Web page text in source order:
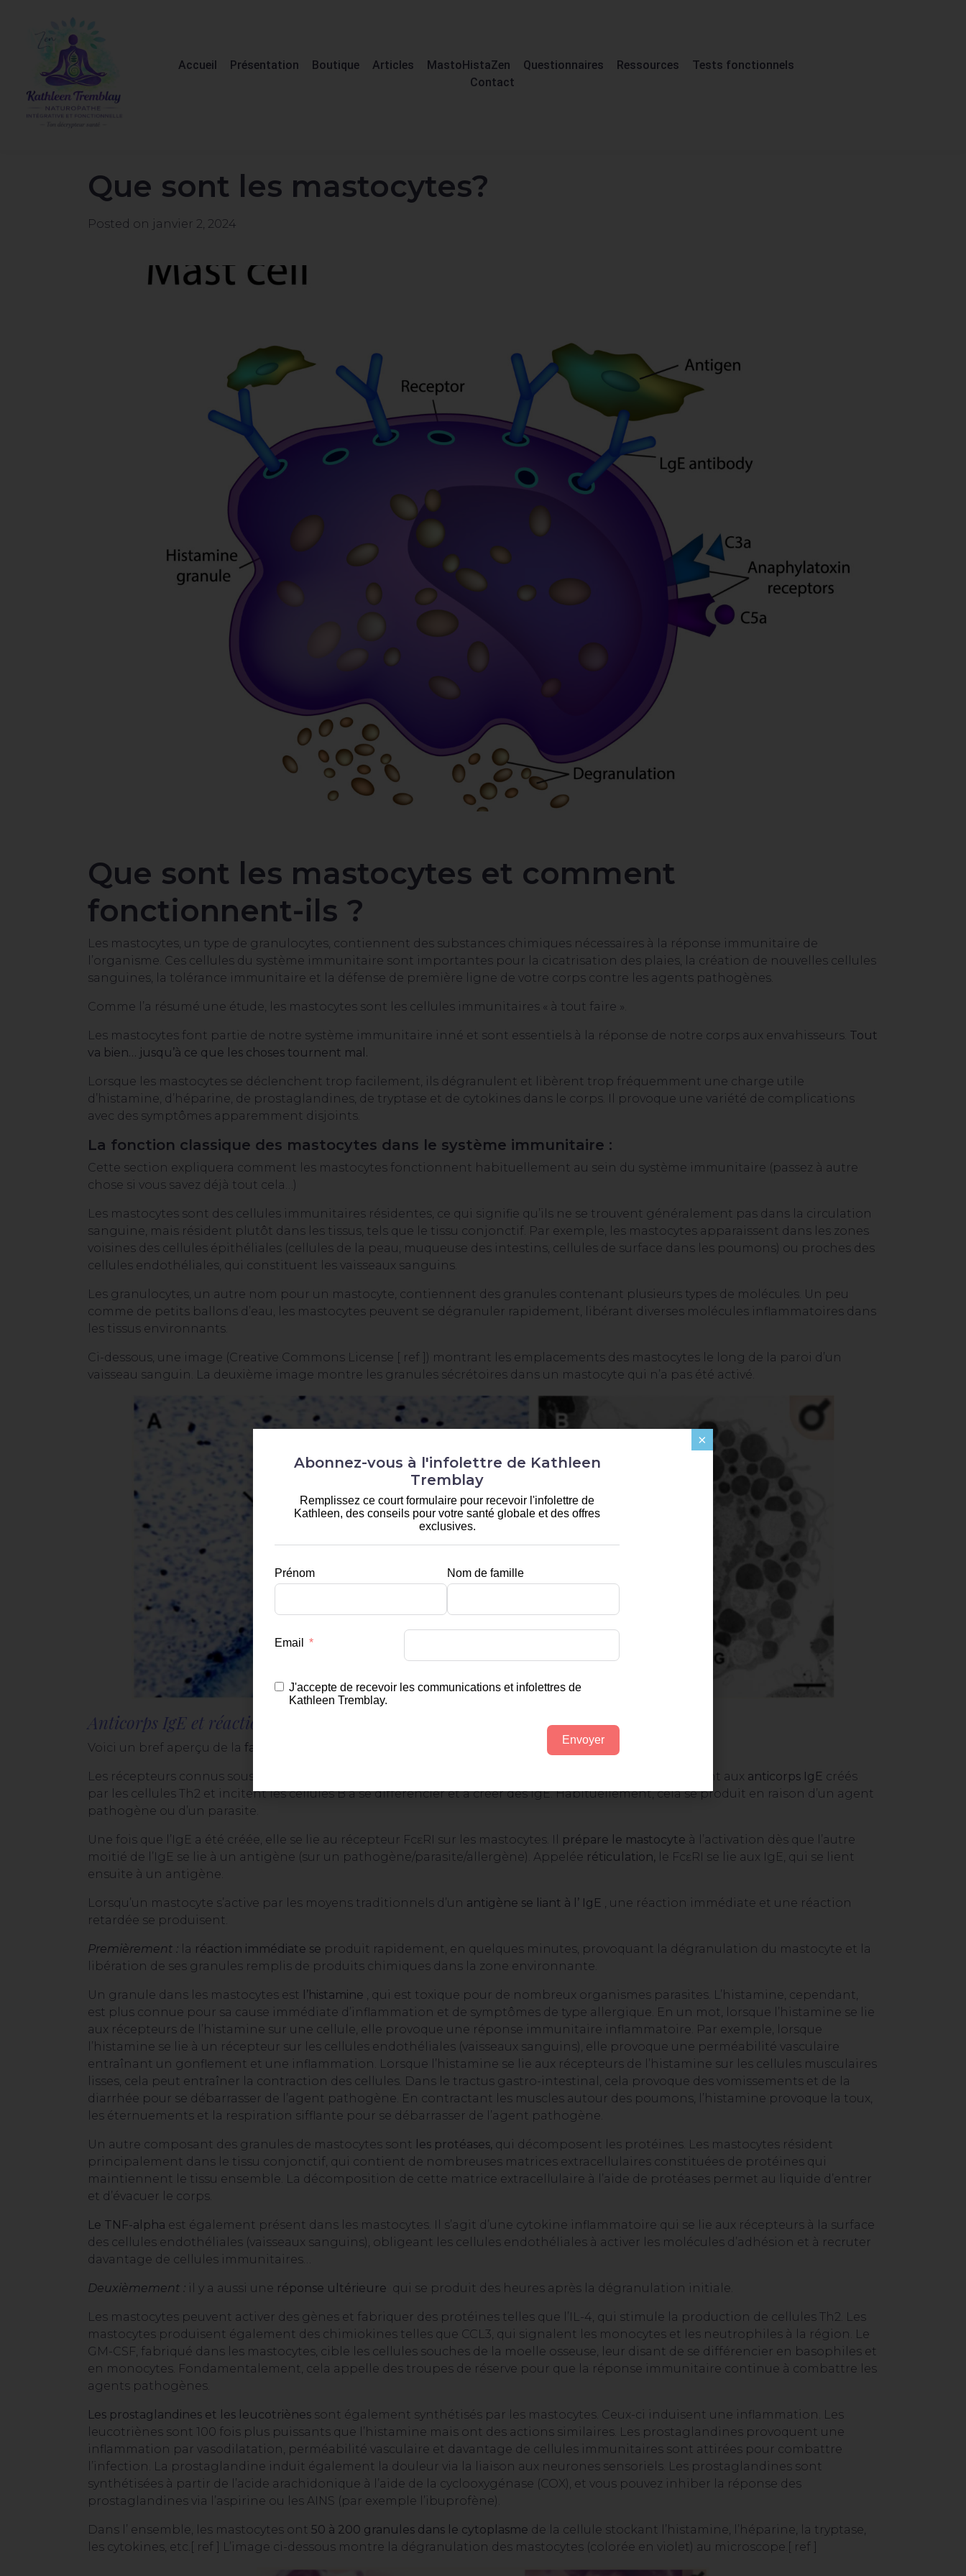
Accueil Présentation Boutique Articles MastoHistaZen Questionnaires Ressources
Tests fonctionnels
Contact
Que sont les mastocytes?
Posted on janvier 2, 2024
Que sont les mastocytes et comment
fonctionnent-ils ?
Les mastocytes, un type de granulocytes, contiennent des substances chimiques nécessaires à la réponse immunitaire de
l’organisme. Ces cellules du système immunitaire sont importantes pour la cicatrisation des plaies, la création de nouvelles cellules
sanguines, la tolérance immunitaire et la défense de première ligne de votre corps contre les agents pathogènes.
Comme l’a résumé une étude, les mastocytes sont les cellules immunitaires « à tout faire ».
Les mastocytes font partie de notre système immunitaire inné et sont essentiels à la réponse de notre corps aux envahisseurs. Tout
va bien… jusqu’à ce que les choses tournent mal.
Lorsque les mastocytes se déclenchent trop facilement, ils dégranulent et libèrent trop fréquemment une charge utile
d’histamine, d’héparine, de prostaglandines, de tryptase et de cytokines dans le corps. Il provoque une variété de complications
avec des symptômes apparemment disjoints.
La fonction classique des mastocytes dans le système immunitaire :
Cette section expliquera comment les mastocytes fonctionnent habituellement au sein du système immunitaire (passez à autre
chose si vous savez déjà tout cela…)
Les mastocytes sont des cellules immunitaires résidentes, ce qui signifie qu’ils ne se trouvent généralement pas dans la circulation
sanguine, mais résident plutôt dans les tissus, tels que le tissu conjonctif. Par exemple, les mastocytes apparaissent dans les zones
voisines des cellules épithéliales (cellules de la peau, muqueuse des intestins, cellules de surface dans les poumons) ou proches des
cellules endothéliales, qui constituent les vaisseaux sanguins.
Les granulocytes, un autre nom pour un mastocyte, contiennent des granules contenant plusieurs types de molécules. Un peu
comme de petits ballons d’eau, les mastocytes peuvent se dégranuler rapidement, libérant diverses molécules inflammatoires dans
les tissus environnants.
Ci-dessous, une image (Creative Commons License [ ref ]) montrant les emplacements des mastocytes le long de la paroi d’un
vaisseau sanguin. La deuxième image montre les granules sécrétoires dans un mastocyte qui n’a pas été activé.
Anticorps IgE et réactions immunitaires :
Voici un bref aperçu de la façon dont les mastocytes réagissent aux agents pathogènes :[ ref
Les récepteurs connus sous le nom de trouvent à la surface des mastocytes. Ils se lient aux anticorps IgE créés
par les cellules Th2 et incitent les cellules B à se différencier et à créer des IgE. Habituellement, cela se produit en raison d’un agent
pathogène ou d’un parasite.
Une fois que l’IgE a été créée, elle se lie au récepteur FcɛRI sur les mastocytes. Il prépare le mastocyte à l’activation dès que l’autre
moitié de l’IgE se lie à un antigène (sur un pathogène/parasite/allergène). Appelée réticulation, le FcɛRI se lie aux IgE, qui se lient
ensuite à un antigène.
Lorsqu’un mastocyte s’active par les moyens traditionnels d’un antigène se liant à l’ IgE , une réaction immédiate et une réaction
retardée se produisent.
Premièrement : la réaction immédiate se produit rapidement, en quelques minutes, provoquant la dégranulation du mastocyte et la
libération de ses granules remplis de produits chimiques dans la zone environnante.
Un granule dans les mastocytes est l’histamine , qui est toxique pour de nombreux organismes parasites. L’histamine, cependant,
est plus connue pour sa cause immédiate d’inflammation et de symptômes de type allergique. En un mot, lorsque l’histamine se lie
aux récepteurs de l’histamine sur une cellule, elle provoque une réponse immunitaire inflammatoire. Par exemple, lorsque
l’histamine se lie à un récepteur sur les cellules endothéliales (vaisseaux sanguins), elle provoque une perméabilité vasculaire
entraînant un gonflement et une inflammation. Lorsque l’histamine se lie aux récepteurs de l’histamine sur les cellules musculaires
lisses, cela peut entraîner la contraction des cellules. Dans le tractus gastro-intestinal, cela provoque des vomissements et de la
diarrhée pour se débarrasser de l’agent pathogène. En contractant les muscles autour des poumons, l’histamine provoque la toux,
les éternuements et la respiration sifflante pour se débarrasser de l’agent pathogène.
Un autre composant des granules de mastocytes sont les protéases, qui décomposent les protéines. Les mastocytes résident
principalement dans le tissu conjonctif, qui contient de nombreuses matrices extracellulaires constituées de protéines qui
maintiennent le tissu ensemble. La décomposition de cette matrice extracellulaire à l’aide de protéases permet au liquide d’entrer
et d’évacuer le corps.
Le TNF-alpha est également présent dans les mastocytes. Il s’agit d’une cytokine inflammatoire qui se lie aux récepteurs à la surface
des cellules endothéliales (vaisseaux sanguins), obligeant les cellules endothéliales à activer les molécules d’adhésion et à recruter
davantage de cellules immunitaires…
Deuxièmement : il y a aussi une réponse ultérieure qui se produit des heures après la dégranulation initiale.
Les mastocytes peuvent activer des gènes et fabriquer des protéines telles que l’IL-4, qui stimule la production de cellules Th2. Les
mastocytes produisent également des chimiokines telles que CCL3, qui signalent les monocytes et les neutrophiles à la région. Le
GM-CSF, fabriqué dans les mastocytes, cible les cellules souches de la moelle osseuse, leur disant de se différencier en basophiles et
en monocytes. Fondamentalement, cela appelle des troupes de réserve pour que la réponse immunitaire continue à combattre les
agents pathogènes.
Les prostaglandines et les leucotriènes sont également synthétisés par les mastocytes. Ceux-ci induisent une inflammation. Les
leucotriènes sont 100 fois plus puissants que l’histamine mais ont des actions similaires. Les prostaglandines provoquent une
inflammation par vasodilatation, perméabilité vasculaire et davantage de cellules immunitaires sont attirées pour combattre
l’infection. La prostaglandine induit également la douleur via la liaison aux neurones sensoriels. Les prostaglandines sont
synthétisées à partir de l’acide arachidonique à l’aide de la cyclooxygénase (COX), et vous pouvez inhiber la réponse des
prostaglandines via l’aspirine ou les AINS (par exemple l’ibuprofène).
Dans l’ ensemble, les mastocytes ont 50 à 200 granules dans le cytoplasme de la cellule stockant l’histamine, l’héparine, la tryptase,
les cytokines, etc.[
ref ] L’image ci-dessous montre la dégranulation des mastocytes (colorée en violet) au microscope.[ ref
×
Abonnez-vous à l'infolettre de Kathleen
Tremblay
Remplissez ce court formulaire pour recevoir l'infolettre de
Kathleen, des conseils pour votre santé globale et des offres
exclusives.
Prénom Nom de famille
Email
J'accepte de recevoir les communications et infolettres de
Kathleen Tremblay.
Envoyer